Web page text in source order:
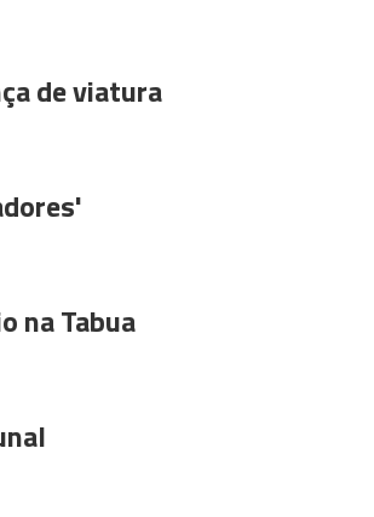
de viatura
na Tabua